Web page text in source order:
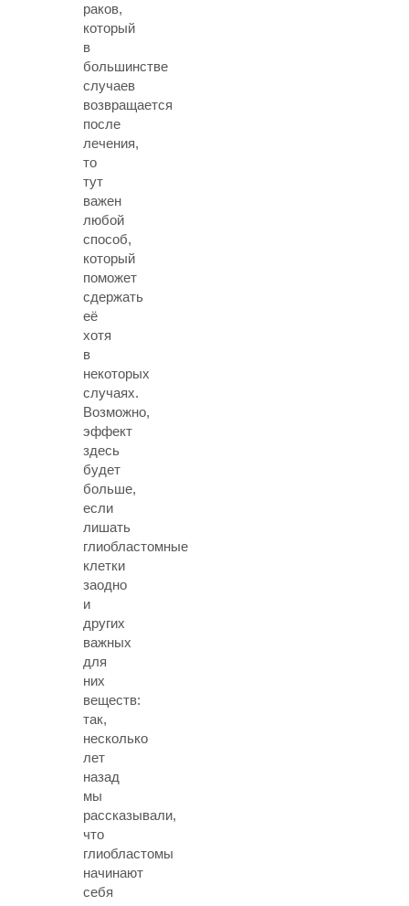
раков,
который
в
большинстве
случаев
возвращается
после
лечения,
то
тут
важен
любой
способ,
который
поможет
сдержать
её
хотя
в
некоторых
случаях.
Возможно,
эффект
здесь
будет
больше,
если
лишать
глиобластомные
клетки
заодно
и
других
важных
для
них
веществ:
так,
несколько
лет
назад
мы
рассказывали,
что
глиобластомы
начинают
себя